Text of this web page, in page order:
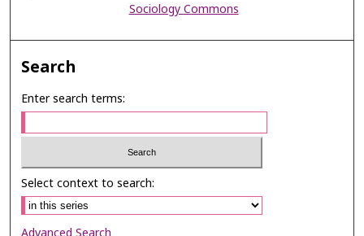
Sociology Commons
Search
Enter search terms:
Select context to search: